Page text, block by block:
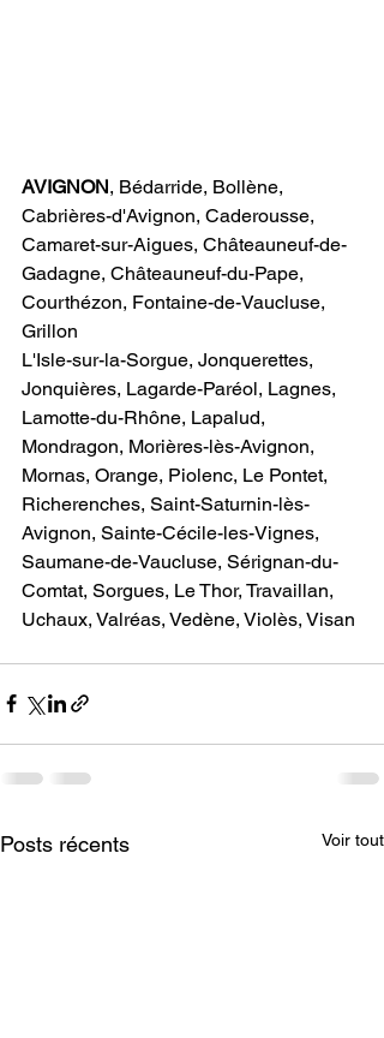
AVIGNON​, Bédarride, Bollène,
Cabrières-d'Avignon, Caderousse,
Camaret-sur-Aigues, Châteauneuf-de-
Gadagne, Châteauneuf-du-Pape,
Courthézon, Fontaine-de-Vaucluse,
Grillon
L'Isle-sur-la-Sorgue, Jonquerettes,
Jonquières, Lagarde-Paréol, Lagnes,
Lamotte-du-Rhône, Lapalud,
Mondragon, Morières-lès-Avignon,
Mornas, Orange, Piolenc, Le Pontet,
Richerenches, Saint-Saturnin-lès-
Avignon, Sainte-Cécile-les-Vignes,
Saumane-de-Vaucluse, Sérignan-du-
Comtat, Sorgues, Le Thor, Travaillan,
Uchaux, Valréas, Vedène, Violès, Visan
Posts récents Voir tout